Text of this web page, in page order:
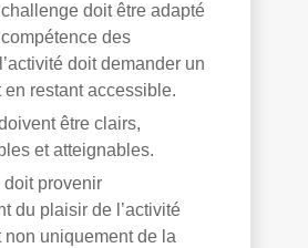
doit être adapté
des
doit demander un
en restant accessible.
être clairs,
et atteignables.
doit provenir
du plaisir de l’activité
non uniquement de la